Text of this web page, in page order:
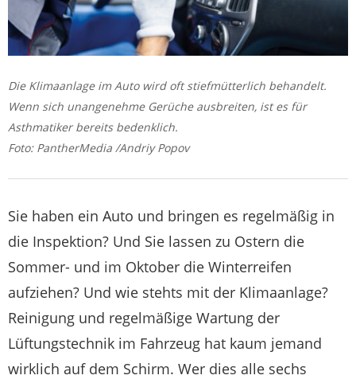
Die Klimaanlage im Auto wird oft stiefmütterlich behandelt.
Wenn sich unangenehme Gerüche ausbreiten, ist es für
Asthmatiker bereits bedenklich.
Foto: PantherMedia /Andriy Popov
Sie haben ein Auto und bringen es regelmäßig in
die Inspektion? Und Sie lassen zu Ostern die
Sommer- und im Oktober die Winterreifen
aufziehen? Und wie stehts mit der Klimaanlage?
Reinigung und regelmäßige Wartung der
Lüftungstechnik im Fahrzeug hat kaum jemand
wirklich auf dem Schirm. Wer dies alle sechs